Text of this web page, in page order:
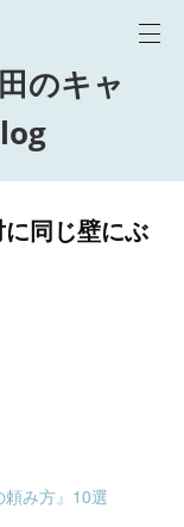
のキャ
同じ壁にぶ
み方』10選